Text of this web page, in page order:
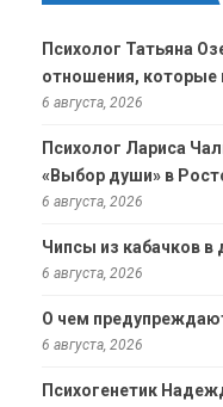
Психолог Татьяна
отношения, которые
6 августа, 2026
Психолог Лариса
«Выбор души» в
6 августа, 2026
Чипсы из кабачков в
6 августа, 2026
О чем
6 августа, 2026
Психогенетик